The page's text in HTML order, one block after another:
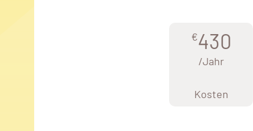
€430
/Jahr
Kosten